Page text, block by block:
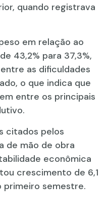
quando registrava
em relação ao
43,2% para 37,3%,
as dificuldades
o que indica que
entre os principais
citados pelos
de mão de obra
econômica
crescimento de 6,1
semestre.